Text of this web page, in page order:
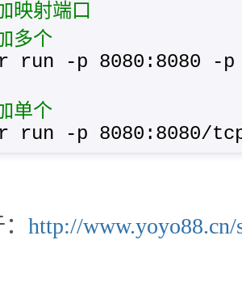
射端口
多个
run -p 8080:8080
单个
run -p 8080:8080/
http://